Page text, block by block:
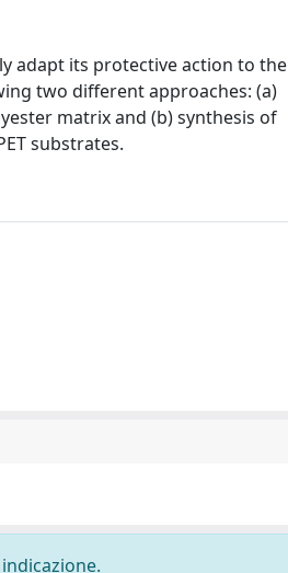
adapt its protective action to the
two different approaches: (a)
matrix and (b) synthesis of
substrates.